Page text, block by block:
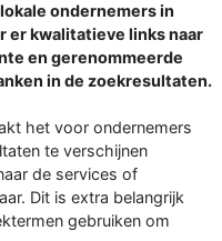
ondernemers in
er kwalitatieve links naar
en gerenommeerde
in de zoekresultaten.
het voor ondernemers
te verschijnen
de services of
Dit is extra belangrijk
gebruiken om